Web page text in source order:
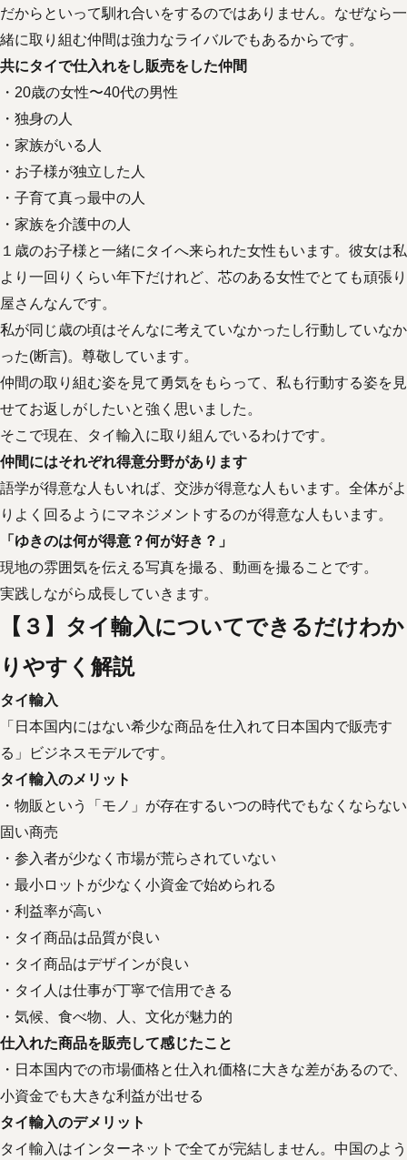
だからといって馴れ合いをするのではありません。なぜなら一
緒に取り組む仲間は強力なライバルでもあるからです。
共にタイで仕入れをし販売をした仲間
・20歳の女性〜40代の男性
・独身の人
・家族がいる人
・お子様が独立した人
・子育て真っ最中の人
・家族を介護中の人
１歳のお子様と一緒にタイへ来られた女性もいます。彼女は私
より一回りくらい年下だけれど、芯のある女性でとても頑張り
屋さんなんです。
私が同じ歳の頃はそんなに考えていなかったし行動していなか
った(断言)。尊敬しています。
仲間の取り組む姿を見て勇気をもらって、私も行動する姿を見
せてお返しがしたいと強く思いました。
そこで現在、タイ輸入に取り組んでいるわけです。
仲間にはそれぞれ得意分野があります
語学が得意な人もいれば、交渉が得意な人もいます。全体がよ
りよく回るようにマネジメントするのが得意な人もいます。
「ゆきのは何が得意？何が好き？」
現地の雰囲気を伝える写真を撮る、動画を撮ることです。
実践しながら成長していきます。
【３】タイ輸入についてできるだけわか
りやすく解説
タイ輸入
「日本国内にはない希少な商品を仕入れて日本国内で販売す
る」ビジネスモデルです。
タイ輸入のメリット
・物販という「モノ」が存在するいつの時代でもなくならない
固い商売
・参入者が少なく市場が荒らされていない
・最小ロットが少なく小資金で始められる
・利益率が高い
・タイ商品は品質が良い
・タイ商品はデザインが良い
・タイ人は仕事が丁寧で信用できる
・気候、食べ物、人、文化が魅力的
仕入れた商品を販売して感じたこと
・日本国内での市場価格と仕入れ価格に大きな差があるので、
小資金でも大きな利益が出せる
タイ輸入のデメリット
タイ輸入はインターネットで全てが完結しません。中国のよう